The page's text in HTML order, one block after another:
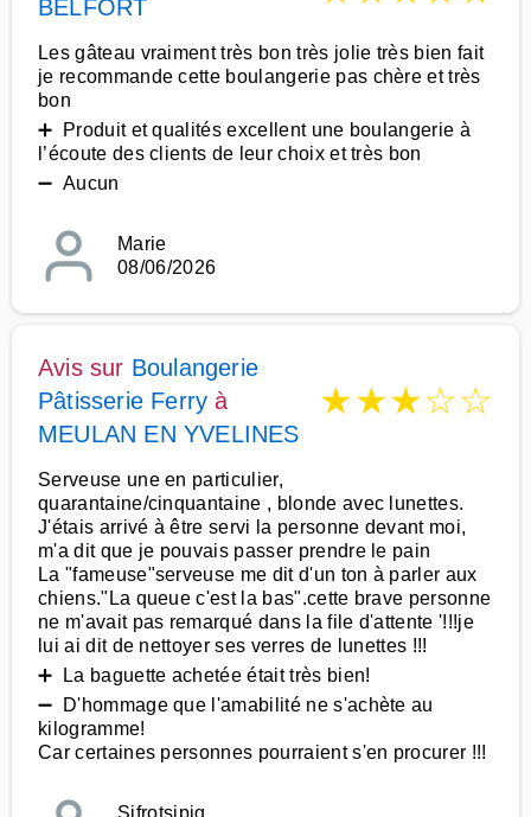
BELFORT
Les gâteau vraiment très bon très jolie très bien fait
je recommande cette boulangerie pas chère et très
bon
➕ Produit et qualités excellent une boulangerie à
l’écoute des clients de leur choix et très bon
➖ Aucun
Marie
08/06/2026
Avis sur Boulangerie
Pâtisserie Ferry à
MEULAN EN YVELINES
★★★☆☆
Serveuse une en particulier,
quarantaine/cinquantaine , blonde avec lunettes.
J'étais arrivé à être servi la personne devant moi,
m'a dit que je pouvais passer prendre le pain
La "fameuse"serveuse me dit d'un ton à parler aux
chiens."La queue c'est la bas".cette brave personne
ne m'avait pas remarqué dans la file d'attente '!!!je
lui ai dit de nettoyer ses verres de lunettes !!!
➕ La baguette achetée était très bien!
➖ D'hommage que l'amabilité ne s'achète au
kilogramme!
Car certaines personnes pourraient s'en procurer !!!
Sifrotsipiq